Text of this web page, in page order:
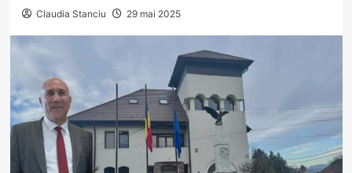
Claudia Stanciu 29 mai 2025